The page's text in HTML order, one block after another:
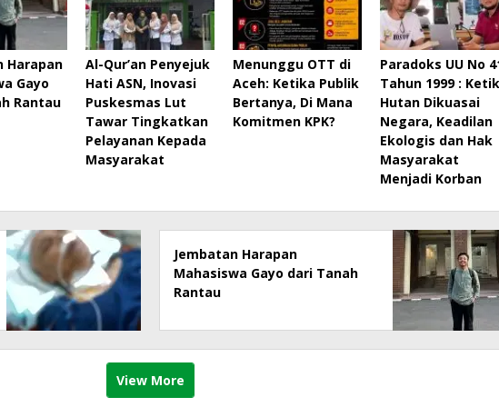
Harapan
Gayo
Rantau
Al-Qur’an Penyejuk
Hati ASN, Inovasi
Puskesmas Lut
Tawar Tingkatkan
Pelayanan Kepada
Masyarakat
Menunggu OTT di
Aceh: Ketika Publik
Bertanya, Di Mana
Komitmen KPK?
Paradoks UU No
Tahun 1999 :
Hutan Dikuasai
Negara, Keadilan
Ekologis dan Hak
Masyarakat
Menjadi Korban
Jembatan Harapan
Mahasiswa Gayo dari Tanah
Rantau
View More